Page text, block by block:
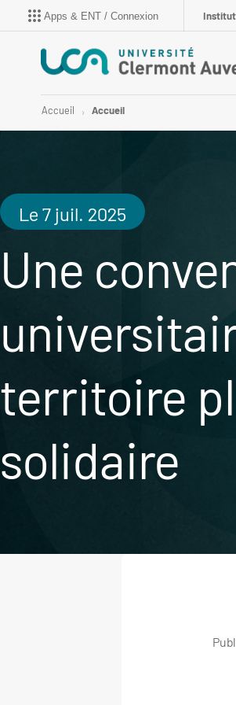
Apps & ENT / Connexion
Accueil Accueil
Le 7 juil. 2025
Une
territoire
solidaire